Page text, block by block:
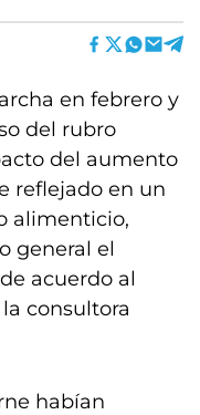
en febrero y
del rubro
del aumento
reflejado en un
alimenticio,
general el
acuerdo al
consultora
habían